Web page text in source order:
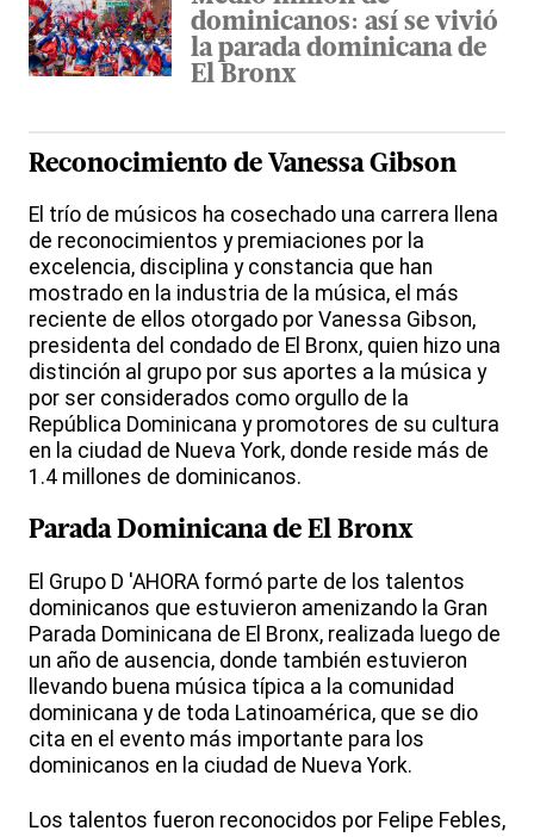
dominicanos: así se vivió
la parada dominicana de
El Bronx
Reconocimiento de Vanessa Gibson
El trío de músicos ha cosechado una carrera llena
de reconocimientos y premiaciones por la
excelencia, disciplina y constancia que han
mostrado en la industria de la música, el más
reciente de ellos otorgado por Vanessa Gibson,
presidenta del condado de El Bronx, quien hizo una
distinción al grupo por sus aportes a la música y
por ser considerados como orgullo de la
República Dominicana y promotores de su cultura
en la ciudad de Nueva York, donde reside más de
1.4 millones de dominicanos.
Parada Dominicana de El Bronx
El Grupo D 'AHORA formó parte de los talentos
dominicanos que estuvieron amenizando la Gran
Parada Dominicana de El Bronx, realizada luego de
un año de ausencia, donde también estuvieron
llevando buena música típica a la comunidad
dominicana y de toda Latinoamérica, que se dio
cita en el evento más importante para los
dominicanos en la ciudad de Nueva York.
Los talentos fueron reconocidos por Felipe Febles,